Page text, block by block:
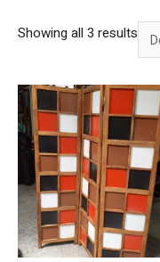
Showing all 3 results